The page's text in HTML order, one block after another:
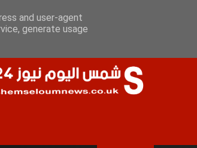
سياسة الخصوصية
and user-agent
generate usage